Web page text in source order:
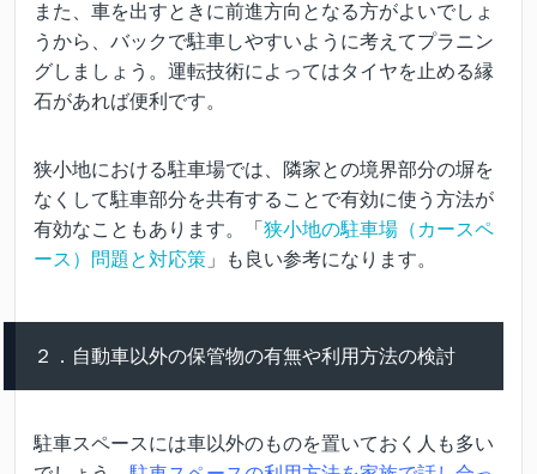
また、車を出すときに前進方向となる方がよいでしょ
うから、バックで駐車しやすいように考えてプラニン
グしましょう。運転技術によってはタイヤを止める縁
石があれば便利です。
狭小地における駐車場では、隣家との境界部分の塀を
なくして駐車部分を共有することで有効に使う方法が
有効なこともあります。「 狭小地の駐車場（カースペ
ース）問題と対応策 」も良い参考になります。
２．自動車以外の保管物の有無や利用方法の検討
駐車スペースには車以外のものを置いておく人も多い